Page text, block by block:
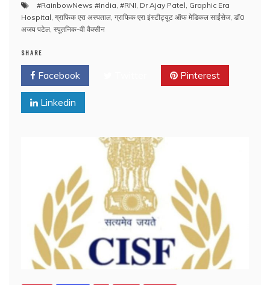
#RainbowNews #India, #RNI, Dr Ajay Patel, Graphic Era
Hospital, ग्राफिक एरा अस्पताल, ग्राफिक एरा इंस्टीट्यूट ऑफ मेडिकल साईंसेज, डॉ0
अजय पटेल, स्पूतनिक-वी वैक्सीन
SHARE
Facebook Pinterest
Linkedin